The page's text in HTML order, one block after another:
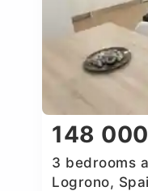
148
3 bedrooms
Logrono,